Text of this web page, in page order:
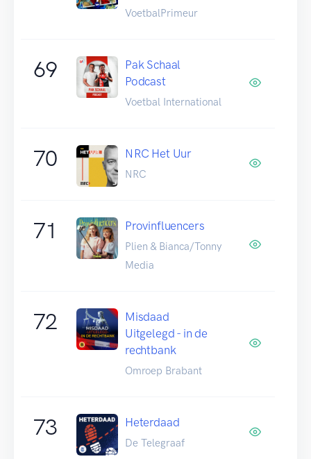
VoetbalPrimeur
69
Pak Schaal
Podcast
Voetbal International
70 NRC Het Uur
NRC
71 Provinfluencers
Plien & Bianca/Tonny
Media
72
Misdaad
Uitgelegd - in de
rechtbank
Omroep Brabant
73 Heterdaad
De Telegraaf